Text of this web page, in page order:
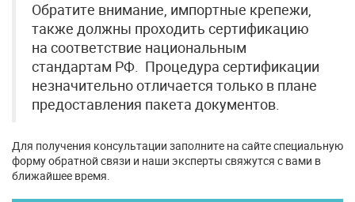
Обратите внимание, импортные крепежи,
также должны проходить сертификацию
на соответствие национальным
стандартам РФ. Процедура сертификации
незначительно отличается только в плане
предоставления пакета документов.
Для получения консультации заполните на сайте специальную
форму обратной связи и наши эксперты свяжутся с вами в
ближайшее время.